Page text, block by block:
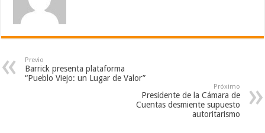
Previo
Barrick presenta plataforma
“Pueblo Viejo: un Lugar de Valor”
Próximo
Presidente de la Cámara de
Cuentas desmiente supuesto
autoritarismo